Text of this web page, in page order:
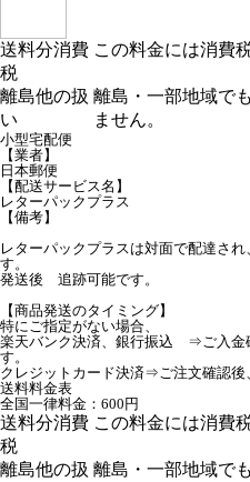
送料分消費
税
この料金には消費
離島他の扱
い
離島・一部地域で
ません。
小型宅配便
【業者】
日本郵便
【配送サービス名】
レターパックプラス
【備考】
レターパックプラスは対面で配達さ
す。
発送後 追跡可能です。
【商品発送のタイミング】
特にご指定がない場合、
楽天バンク決済、銀行振込 ⇒ご入金
す。
クレジットカード決済⇒ご注文確認後
送料料金表
全国一律料金：600円
送料分消費
税
この料金には消費
離島他の扱 離島・一部地域で